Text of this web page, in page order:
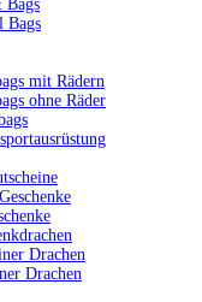
Bags
Bags
mit Rädern
ohne Räder
Drachen
Drachen